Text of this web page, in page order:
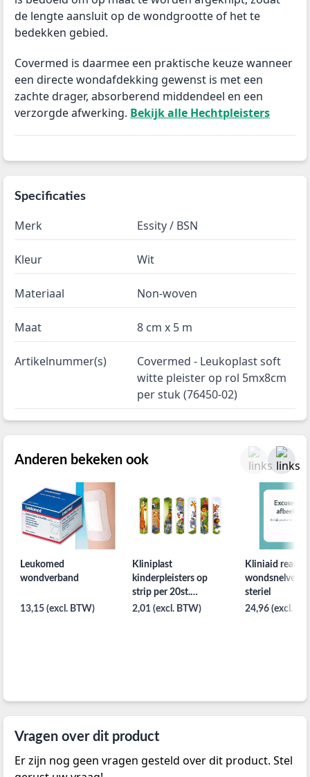
de lengte aansluit op de wondgrootte of het te
bedekken gebied.
Covermed is daarmee een praktische keuze wanneer
een directe wondafdekking gewenst is met een
zachte drager, absorberend middendeel en een
verzorgde afwerking. Bekijk alle Hechtpleisters
Specificaties
Merk Essity / BSN
Kleur Wit
Materiaal Non-woven
Maat 8 cm x 5 m
Artikelnummer(s)
Covermed - Leukoplast soft
witte pleister op rol 5mx8cm
per stuk (76450-02)
Anderen bekeken ook
Leukomed
wondverband
13,15 (excl. BTW)
Kliniplast
kinderpleisters op
strip per 20st.
19x76mm
2,01 (excl. BTW)
Kliniaid ready
steriel
24,96 (excl.
Vragen over dit product
Er zijn nog geen vragen gesteld over dit product. Stel